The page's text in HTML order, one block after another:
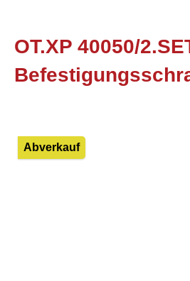
OT.XP 40050/
Bildergalerie überspringen
Abverkauf